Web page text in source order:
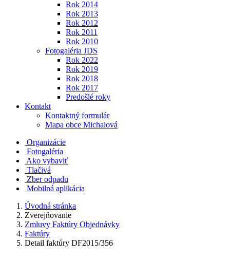
Rok 2014
Rok 2013
Rok 2012
Rok 2011
Rok 2010
Fotogaléria JDS
Rok 2022
Rok 2019
Rok 2018
Rok 2017
Predošlé roky
Kontakt
Kontaktný formulár
Mapa obce Michalová
Organizácie
Fotogaléria
Ako vybaviť
Tlačivá
Zber odpadu
Mobilná aplikácia
Úvodná stránka
Zverejňovanie
Zmluvy Faktúry Objednávky
Faktúry
Detail faktúry DF2015/356